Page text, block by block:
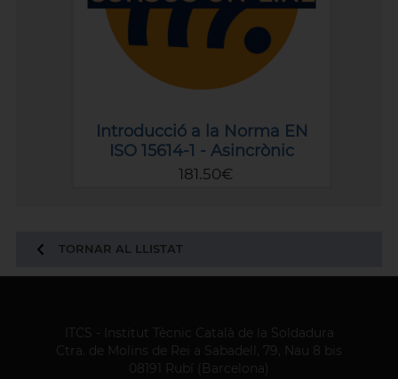
Introducció a la Norma EN
ISO 15614-1 - Asincrònic
181.50€
TORNAR AL LLISTAT
ITCS - Institut Tècnic Català de la Soldadura
Ctra. de Molins de Rei a Sabadell, 79, Nau 8 bis
08191 Rubí (Barcelona)